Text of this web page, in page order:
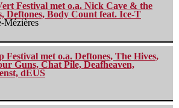
Festival met o.a. Nick Cave & the
Deftones, Body Count feat. Ice-T
Mézières
Festival met o.a. Deftones, The Hives,
Guns, Chat Pile, Deafheaven,
dEUS